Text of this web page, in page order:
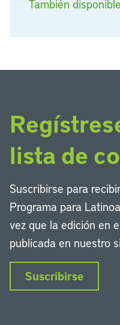
También
lista de
Suscribirse para
Programa para
vez que la edición en
publicada en nuestro
Suscribirse